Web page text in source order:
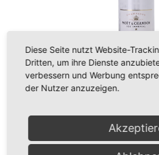
59,90 €* % 62,90 €*(4.77%
Inhalt:0.75 Liter(79,87 €* / 1 Liter )
Sofort verfügbar, Lieferzeit: 1-3
Diese Seite nutzt Website-
Dritten, um ihre Dienste
verbessern und Werbung
der Nutzer anzuzeigen.